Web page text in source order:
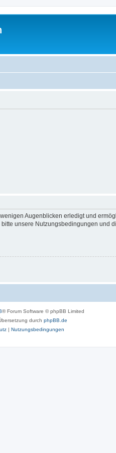
Augenblicken erledigt und
unsere Nutzungsbedingungen und
® Forum Software © phpBB Limited
durch phpBB.de
| Nutzungsbedingungen